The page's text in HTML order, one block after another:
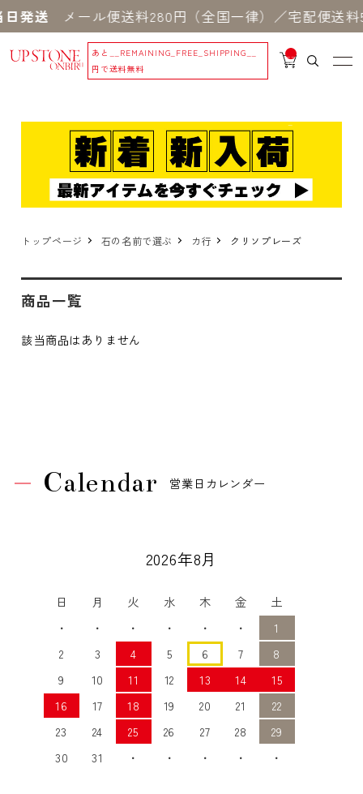
発送メール便送料280円（全国一律）／宅配便送
あと
__REMAINING_FREE_SHIPPING__
円で送料無料
__
IT
_
トップページ 石の名前で選ぶ カ行 クリソプレーズ
商品一覧
該当商品はありません
Calendar 営業日カレンダー
2026年8月
日 月 火 水 木 金
土
・
・ ・ ・ ・ ・
1
2
3 4 5 6 7
8
9
10 11 12 13 14
15
16
17 18 19 20 21
22
23
24 25 26 27 28
29
30
31 ・ ・ ・ ・ ・